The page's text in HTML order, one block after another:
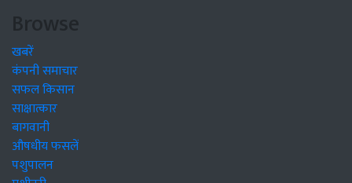
Browse
खबरें
कंपनी समाचार
सफल किसान
साक्षात्कार
बागवानी
औषधीय फसलें
पशुपालन